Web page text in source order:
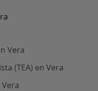
Vera
(TEA) en Vera